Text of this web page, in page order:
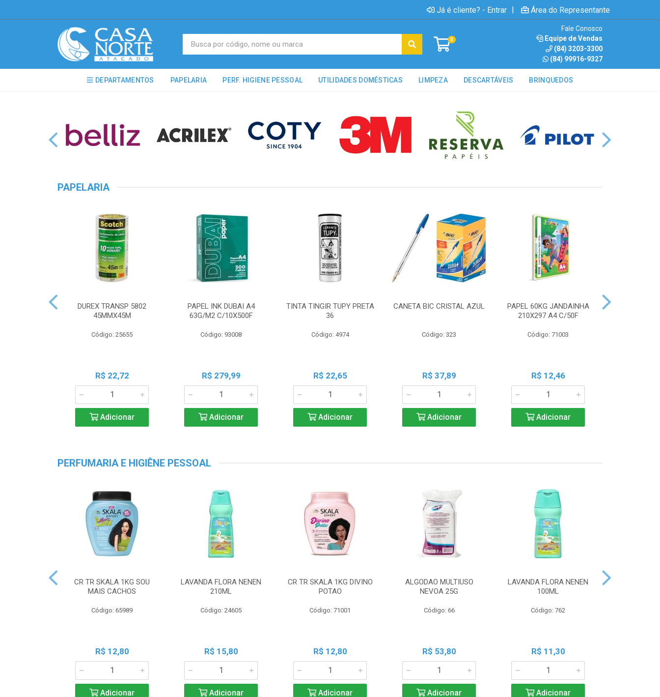
Já é cliente? - Entrar | Área do Representante
0
Fale Conosco
Equipe de Vendas
(84) 3203-3300
(84) 99916-9327
DEPARTAMENTOS PAPELARIA PERF. HIGIENE PESSOAL UTILIDADES DOMÉSTICAS LIMPEZA DESCARTÁVEIS BRINQUEDOS
PAPELARIA
DUREX TRANSP 5802
45MMX45M
Código: 25655
R$ 22,72
Adicionar
PAPEL INK DUBAI A4
63G/M2 C/10X500F
Código: 93008
R$ 279,99
Adicionar
TINTA TINGIR TUPY PRETA
36
Código: 4974
R$ 22,65
Adicionar
CANETA BIC CRISTAL AZUL
Código: 323
R$ 37,89
Adicionar
PAPEL 60KG JANDAINHA
210X297 A4 C/50F
Código: 71003
R$ 12,46
Adicionar
PERFUMARIA E HIGIÊNE PESSOAL
CR TR SKALA 1KG SOU
MAIS CACHOS
Código: 65989
R$ 12,80
Adicionar
LAVANDA FLORA NENEN
210ML
Código: 24605
R$ 15,80
Adicionar
CR TR SKALA 1KG DIVINO
POTAO
Código: 71001
R$ 12,80
Adicionar
ALGODAO MULTIUSO
NEVOA 25G
Código: 66
R$ 53,80
Adicionar
LAVANDA FLORA NENEN
100ML
Código: 762
R$ 11,30
Adicionar